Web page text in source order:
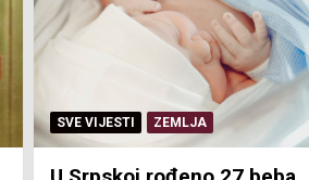
SERVISNE INFORMACIJE